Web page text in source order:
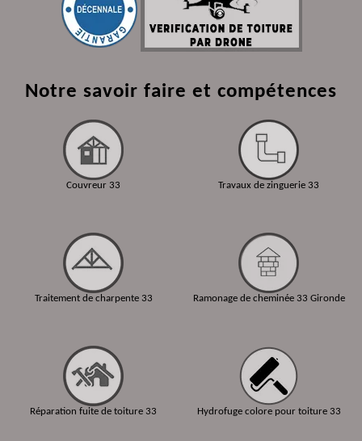
Notre savoir faire et compétences
Couvreur 33
Traitement de charpente 33
Réparation fuite de toiture 33
Travaux de zinguerie 33
Ramonage de cheminée 33 Gironde
Hydrofuge colore pour toiture 33